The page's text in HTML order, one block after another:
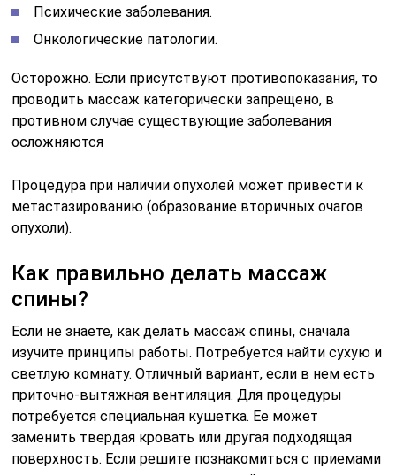
Психические заболевания.
Онкологические патологии.
Осторожно. Если присутствуют противопоказания, то
проводить массаж категорически запрещено, в
противном случае существующие заболевания
осложняются
Процедура при наличии опухолей может привести к
метастазированию (образование вторичных очагов
опухоли).
Как правильно делать массаж
спины?
Если не знаете, как делать массаж спины, сначала
изучите принципы работы. Потребуется найти сухую и
светлую комнату. Отличный вариант, если в нем есть
приточно-вытяжная вентиляция. Для процедуры
потребуется специальная кушетка. Ее может
заменить твердая кровать или другая подходящая
поверхность. Если решите познакомиться с приемами